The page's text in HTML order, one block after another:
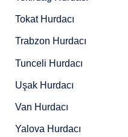
Tokat Hurdacı
Trabzon Hurdacı
Tunceli Hurdacı
Uşak Hurdacı
Van Hurdacı
Yalova Hurdacı